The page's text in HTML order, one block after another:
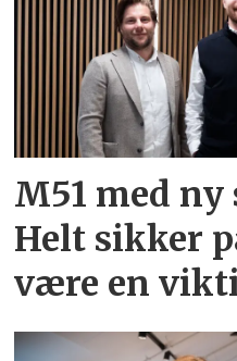
M51 med
Helt sikker
være en